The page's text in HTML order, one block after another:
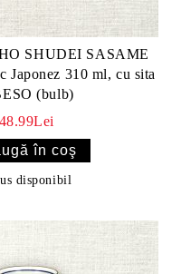
SHUDEI SASAME
Japonez 310 ml, cu sita
(bulb)
disponibil